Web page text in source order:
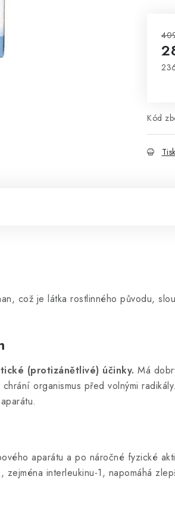
Kód
Tisk
což je látka rostlinného původu,
(protizánětlivé) účinky. Má
organismus před volnými
aparátu a po náročné fyzické
interleukinu-1, napomáhá